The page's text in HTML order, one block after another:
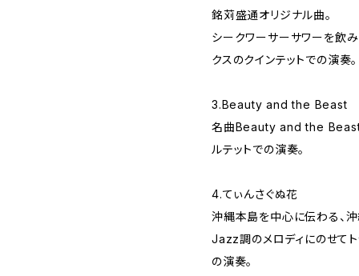
銘苅盛通オリジナル曲。
シークワーサーサワーを飲み
クスのクインテットでの演奏。
3.Beauty and the Beast
名曲Beauty and the Beast
ルテットでの演奏。
4.てぃんさぐぬ花
沖縄本島を中心に伝わる、沖
Jazz調のメロディにのせてト
の演奏。